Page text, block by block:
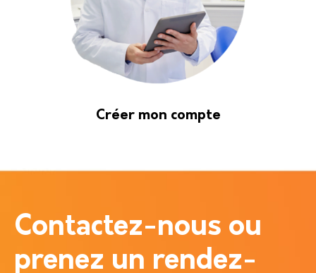
Créer mon compte
Contactez-nous ou
prenez un rendez-